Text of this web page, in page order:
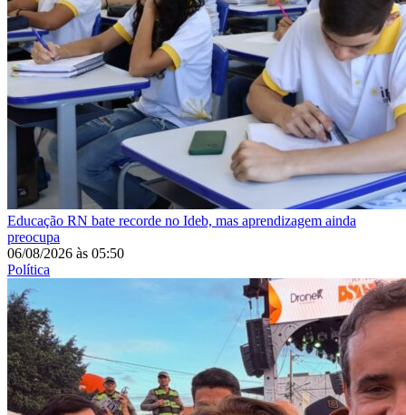
Educação RN bate recorde no Ideb, mas aprendizagem ainda
preocupa
06/08/2026 às 05:50
Política